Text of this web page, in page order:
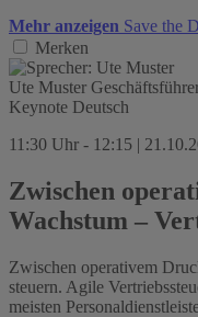
Mehr anzeigen Save the
Merken
Ute Muster
Keynote Deutsch
11:30 Uhr - 12:15 |
Zwischen
Wachstum –
Zwischen operativem
steuern. Agile
meisten